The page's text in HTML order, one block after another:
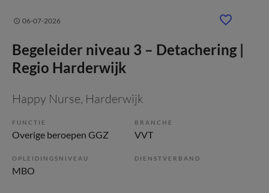
06-07-2026
Begeleider niveau 3 – Detachering |
Regio Harderwijk
Happy Nurse, Harderwijk
FUNCTIE
Overige beroepen GGZ
BRANCHE
VVT
OPLEIDINGSNIVEAU
MBO
DIENSTVERBAND